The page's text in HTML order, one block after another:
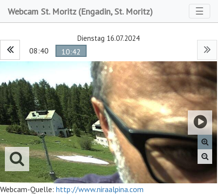
Webcam St. Moritz (Engadin, St. Moritz) ☰
Dienstag 16.07.2024
08:40 10:42
Webcam-Quelle: http://www.niraalpina.com